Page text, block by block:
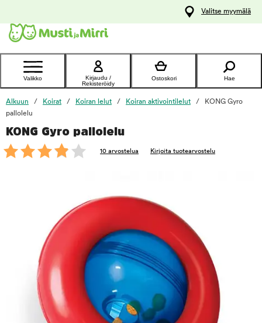
Ota yhteyttä
asiakaspalveluun
Valitse myymälä
Valikko
Kirjaudu /
Rekisteröidy
Ostoskori Hae
Alkuun Koirat Koiran lelut Koiran aktivointilelut
KONG Gyro
pallolelu
KONG Gyro pallolelu
10 arvostelua Kirjoita tuotearvostelu
foo